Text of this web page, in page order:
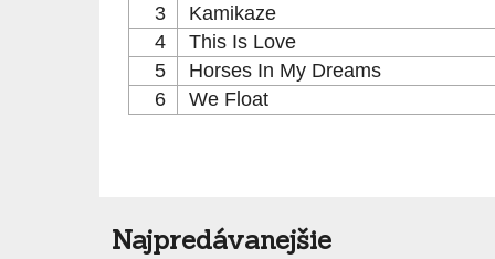
3
Kamikaze
4
This Is Love
5
Horses In My Dreams
6
We Float
Najpredávanejšie